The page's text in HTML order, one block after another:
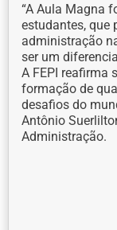
“A Aula Magna
estudantes, que
administração
ser um
A FEPI reafirma
formação de
desafios do
Antônio
Administração.